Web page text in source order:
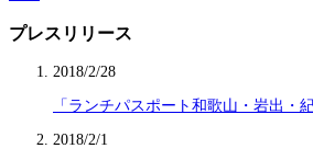
プレスリリース
2018/2/28
「ランチパスポート和歌山・岩出・
2018/2/1